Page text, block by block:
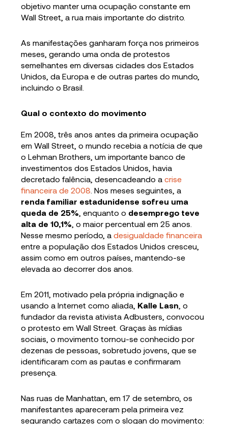
objetivo manter uma ocupação constante em
Wall Street, a rua mais importante do distrito.
As manifestações ganharam força nos primeiros
meses, gerando uma onda de protestos
semelhantes em diversas cidades dos Estados
Unidos, da Europa e de outras partes do mundo,
incluindo o Brasil.
Qual o contexto do movimento
Em 2008, três anos antes da primeira ocupação
em Wall Street, o mundo recebia a notícia de que
o Lehman Brothers, um importante banco de
investimentos dos Estados Unidos, havia
decretado falência, desencadeando acrise
financeira de 2008 . Nos meses seguintes, a
renda familiar estadunidense sofreu uma
queda de 25% , enquanto o desemprego teve
alta de 10,1% , o maior percentual em 25 anos.
Nesse mesmo período, adesigualdade financeira
entre a população dos Estados Unidos cresceu,
assim como em outros países, mantendo-se
elevada ao decorrer dos anos.
Em 2011, motivado pela própria indignação e
usando a Internet como aliada, Kalle Lasn , o
fundador da revista ativista Adbusters, convocou
o protesto em Wall Street. Graças às mídias
sociais, o movimento tornou-se conhecido por
dezenas de pessoas, sobretudo jovens, que se
identificaram com as pautas e confirmaram
presença.
Nas ruas de Manhattan, em 17 de setembro, os
manifestantes apareceram pela primeira vez
segurando cartazes com o slogan do movimento: